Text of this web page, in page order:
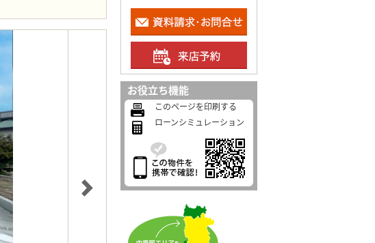
お役立ち機能
このページを印刷する
ローンシミュレーション